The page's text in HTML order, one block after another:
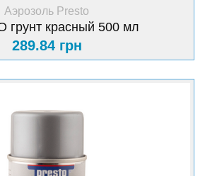
+ Купить
Аэрозоль Presto
грунт красный 500 мл
289.84 грн